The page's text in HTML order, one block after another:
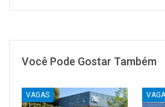
Você Pode Gostar Também
VAGAS